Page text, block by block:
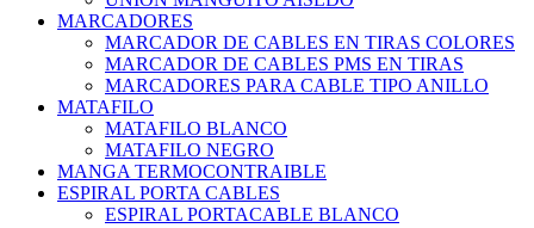
MARCADORES
MARCADOR DE CABLES EN TIRAS COLORES
MARCADOR DE CABLES PMS EN TIRAS
MARCADORES PARA CABLE TIPO ANILLO
MATAFILO
MATAFILO BLANCO
MATAFILO NEGRO
MANGA TERMOCONTRAIBLE
ESPIRAL PORTA CABLES
ESPIRAL PORTACABLE BLANCO